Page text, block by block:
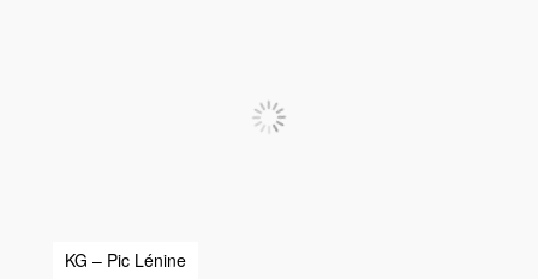
KG – Pic Lénine